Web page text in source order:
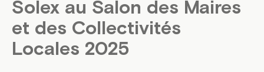
Solex au Salon des Maires
et des Collectivités
Locales 2025